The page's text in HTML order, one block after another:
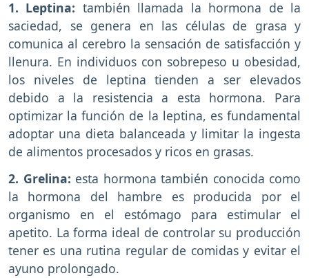
1. Leptina: también llamada la hormona de la
saciedad, se genera en las células de grasa y
comunica al cerebro la sensación de satisfacción y
llenura. En individuos con sobrepeso u obesidad,
los niveles de leptina tienden a ser elevados
debido a la resistencia a esta hormona. Para
optimizar la función de la leptina, es fundamental
adoptar una dieta balanceada y limitar la ingesta
de alimentos procesados y ricos en grasas.
2. Grelina: esta hormona también conocida como
la hormona del hambre es producida por el
organismo en el estómago para estimular el
apetito. La forma ideal de controlar su producción
tener es una rutina regular de comidas y evitar el
ayuno prolongado.